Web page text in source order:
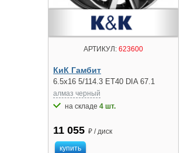
АРТИКУЛ:623600
КиК Гамбит
6.5x16 5/114.3 ET40 DIA 67.1
алмаз чeрный
на складе 4 шт.
11 055 ₽ / диск
купить